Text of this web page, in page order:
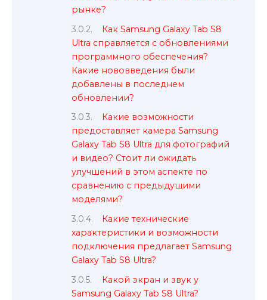
рынке?
Как Samsung Galaxy Tab S8
Ultra справляется с обновлениями
программного обеспечения?
Какие нововведения были
добавлены в последнем
обновлении?
Какие возможности
предоставляет камера Samsung
Galaxy Tab S8 Ultra для фотографий
и видео? Стоит ли ожидать
улучшений в этом аспекте по
сравнению с предыдущими
моделями?
Какие технические
характеристики и возможности
подключения предлагает Samsung
Galaxy Tab S8 Ultra?
Какой экран и звук у
Samsung Galaxy Tab S8 Ultra?